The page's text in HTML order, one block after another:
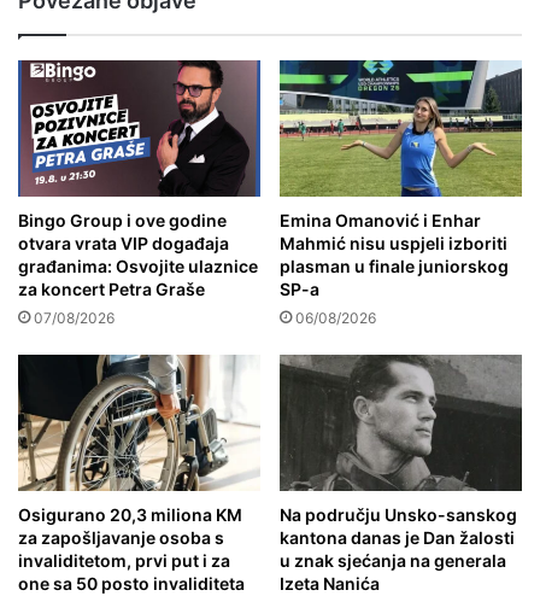
Bingo Group i ove godine
otvara vrata VIP događaja
građanima: Osvojite ulaznice
za koncert Petra Graše
07/08/2026
Emina Omanović i Enhar
Mahmić nisu uspjeli izboriti
plasman u finale juniorskog
SP-a
06/08/2026
Osigurano 20,3 miliona KM
za zapošljavanje osoba s
invaliditetom, prvi put i za
one sa 50 posto invaliditeta
Na području Unsko-sanskog
kantona danas je Dan žalosti
u znak sjećanja na generala
Izeta Nanića